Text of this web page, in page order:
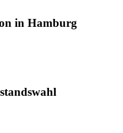
in Hamburg